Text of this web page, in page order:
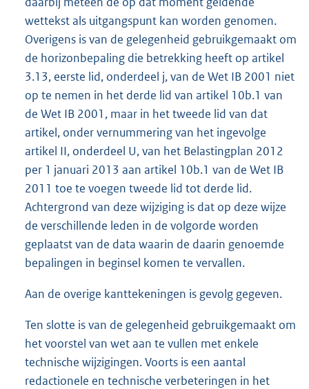
wettekst als uitgangspunt kan worden genomen.
Overigens is van de gelegenheid gebruikgemaakt om
de horizonbepaling die betrekking heeft op artikel
3.13, eerste lid, onderdeel j, van de Wet IB 2001 niet
op te nemen in het derde lid van artikel 10b.1 van
de Wet IB 2001, maar in het tweede lid van dat
artikel, onder vernummering van het ingevolge
artikel II, onderdeel U, van het Belastingplan 2012
per 1 januari 2013 aan artikel 10b.1 van de Wet IB
2011 toe te voegen tweede lid tot derde lid.
Achtergrond van deze wijziging is dat op deze wijze
de verschillende leden in de volgorde worden
geplaatst van de data waarin de daarin genoemde
bepalingen in beginsel komen te vervallen.
Aan de overige kanttekeningen is gevolg gegeven.
Ten slotte is van de gelegenheid gebruikgemaakt om
het voorstel van wet aan te vullen met enkele
technische wijzigingen. Voorts is een aantal
redactionele en technische verbeteringen in het